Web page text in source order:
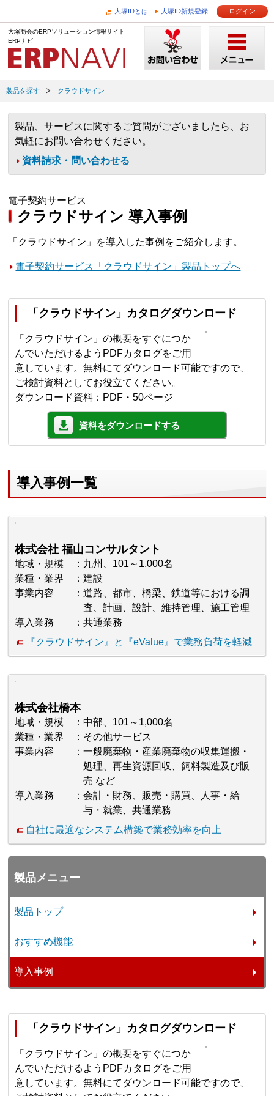
大塚IDとは 大塚ID新規登録 ログイン
大塚商会のERPソリューション情報サイト
ERPナビ
製品を探す クラウドサイン
製品、サービスに関するご質問がございましたら、お
気軽にお問い合わせください。
資料請求・問い合わせる
電子契約サービス
クラウドサイン 導入事例
「クラウドサイン」を導入した事例をご紹介します。
電子契約サービス「クラウドサイン」製品トップへ
「クラウドサイン」カタログダウンロード
「クラウドサイン」の概要をすぐにつか
んでいただけるようPDFカタログをご用
意しています。無料にてダウンロード可能ですので、
ご検討資料としてお役立てください。
ダウンロード資料：PDF・50ページ
資料をダウンロードする
導入事例一覧
株式会社 福山コンサルタント
地域・規模
九州、101～1,000名
業種・業界
建設
事業内容
道路、都市、橋梁、鉄道等における調
査、計画、設計、維持管理、施工管理
導入業務
共通業務
『クラウドサイン』と『eValue』で業務負荷を軽減
株式会社橋本
地域・規模
中部、101～1,000名
業種・業界
その他サービス
事業内容
一般廃棄物・産業廃棄物の収集運搬・
処理、再生資源回収、飼料製造及び販
売 など
導入業務
会計・財務、販売・購買、人事・給
与・就業、共通業務
自社に最適なシステム構築で業務効率を向上
製品メニュー
製品トップ
おすすめ機能
導入事例
「クラウドサイン」カタログダウンロード
「クラウドサイン」の概要をすぐにつか
んでいただけるようPDFカタログをご用
意しています。無料にてダウンロード可能ですので、